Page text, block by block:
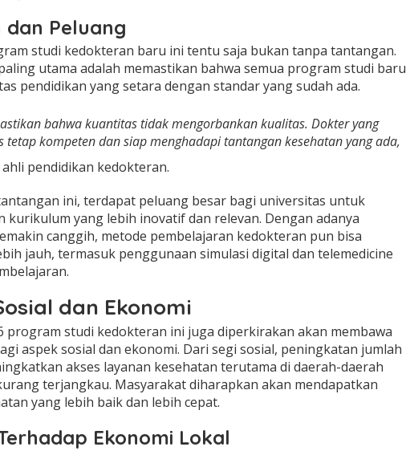
Peluang
studi kedokteran baru ini tentu saja bukan tanpa tantangan.
utama adalah memastikan bahwa semua program studi baru
pendidikan yang setara dengan standar yang sudah ada.
bahwa kuantitas tidak mengorbankan kualitas. Dokter yang
tetap kompeten dan siap menghadapi tantangan kesehatan yang ada,
pendidikan kedokteran.
ini, terdapat peluang besar bagi universitas untuk
kurikulum yang lebih inovatif dan relevan. Dengan adanya
canggih, metode pembelajaran kedokteran pun bisa
jauh, termasuk penggunaan simulasi digital dan telemedicine
dan Ekonomi
program studi kedokteran ini juga diperkirakan akan membawa
aspek sosial dan ekonomi. Dari segi sosial, peningkatan jumlah
akses layanan kesehatan terutama di daerah-daerah
terjangkau. Masyarakat diharapkan akan mendapatkan
yang lebih baik dan lebih cepat.
Ekonomi Lokal